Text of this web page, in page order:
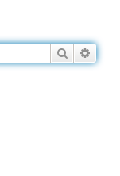
Поиск